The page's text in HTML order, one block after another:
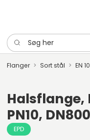
Søg her
Flanger Sort stål EN
Halsflange,
PN10,
EPD